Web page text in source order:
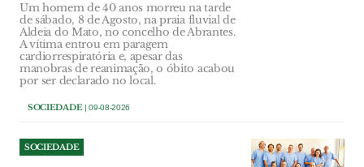
Um homem de 40 anos morreu na tarde
de sábado, 8 de Agosto, na praia fluvial de
Aldeia do Mato, no concelho de Abrantes.
A vítima entrou em paragem
cardiorrespiratória e, apesar das
manobras de reanimação, o óbito acabou
por ser declarado no local.
SOCIEDADE| 09-08-2026
SOCIEDADE